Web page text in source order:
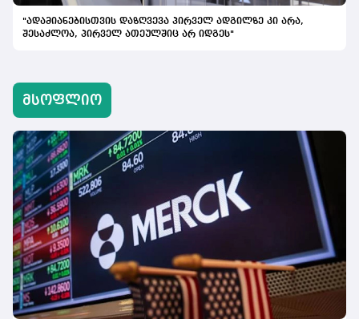
"ადამიანებისთვის დაზღვევა პირველ ადგილზე კი არა,
შესაძლოა, პირველ ათეულშიც არ იდგეს"
მსოფლიო